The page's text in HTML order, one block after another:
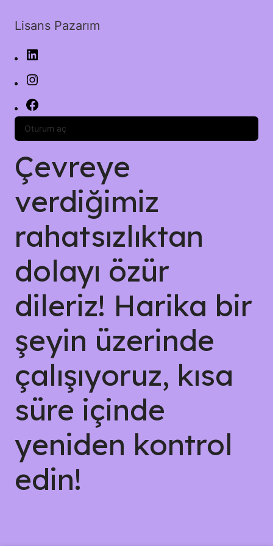
Lisans Pazarım
Oturum aç
Çevreye
verdiğimiz
rahatsızlıktan
dolayı özür
dileriz! Harika bir
şeyin üzerinde
çalışıyoruz, kısa
süre içinde
yeniden kontrol
edin!